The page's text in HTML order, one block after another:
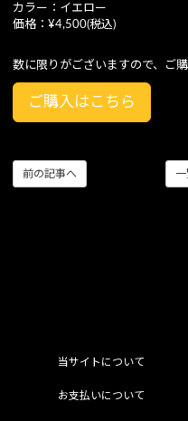
カラー：イエロー
価格：¥4,500(税込)
数に限りがございますので、ご
ご購入はこちら
前の記事へ
当サイトについて
お支払いについて